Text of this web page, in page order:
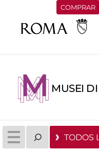
COMPRAR
MUSEI
TODOS